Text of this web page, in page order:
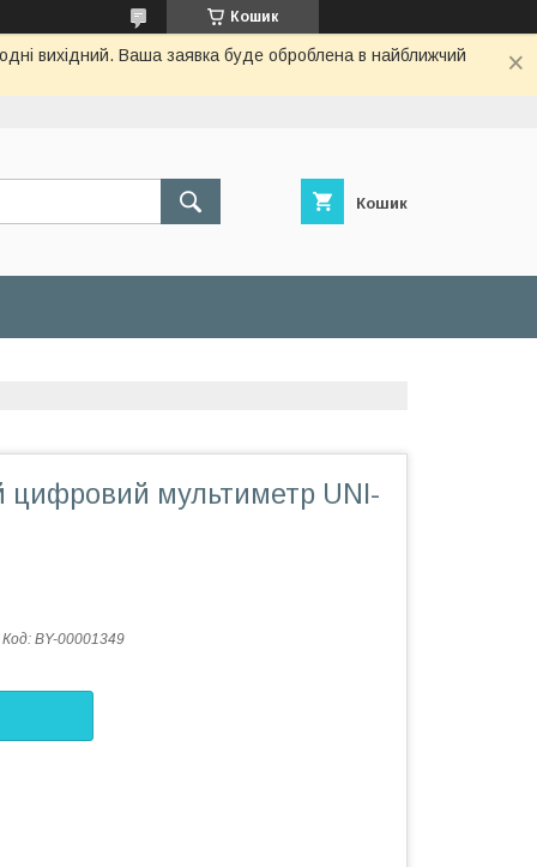
Кошик
вихідний. Ваша заявка буде оброблена в найближчий
Кошик
цифровий мультиметр UNI-
Код: BY-00001349